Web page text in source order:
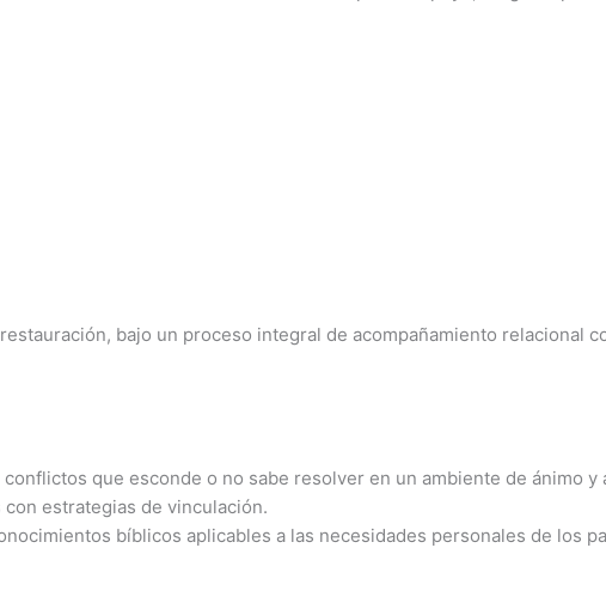
bajo un proceso integral de acompañamiento relacional
que esconde o no sabe resolver en un ambiente de ánimo y
estrategias de vinculación.
bíblicos aplicables a las necesidades personales de los